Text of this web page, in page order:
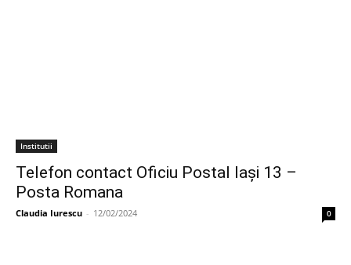
Institutii
Telefon contact Oficiu Postal Iaşi 13 –
Posta Romana
Claudia Iurescu - 12/02/2024 0